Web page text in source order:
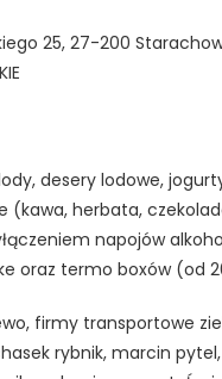
25, 27-200
lody, desery lodowe,
(kawa, herbata,
napojów
oraz termo boxów (od
firmy transportowe
rybnik, marcin